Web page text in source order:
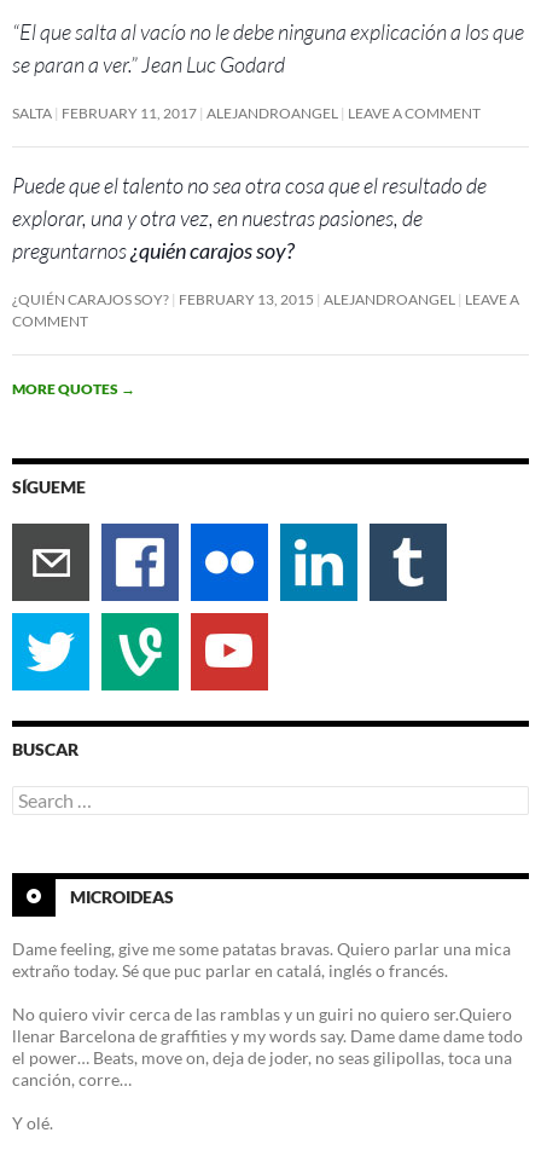
“El que salta al vacío no le debe ninguna explicación a los que
se paran a ver.” Jean Luc Godard
SALTA FEBRUARY 11, 2017 ALEJANDROANGEL LEAVE A COMMENT
Puede que el talento no sea otra cosa que el resultado de
explorar, una y otra vez, en nuestras pasiones, de
preguntarnos¿quién carajos soy?
¿QUIÉN CARAJOS SOY? FEBRUARY 13, 2015 ALEJANDROANGEL
LEAVE A
COMMENT
MORE QUOTES →
SÍGUEME
BUSCAR
Search
for:
MICROIDEAS
Dame feeling, give me some patatas bravas. Quiero parlar una mica
extraño today. Sé que puc parlar en catalá, inglés o francés.
No quiero vivir cerca de las ramblas y un guiri no quiero ser.Quiero
llenar Barcelona de graffities y my words say. Dame dame dame todo
el power… Beats, move on, deja de joder, no seas gilipollas, toca una
canción, corre…
Y olé.